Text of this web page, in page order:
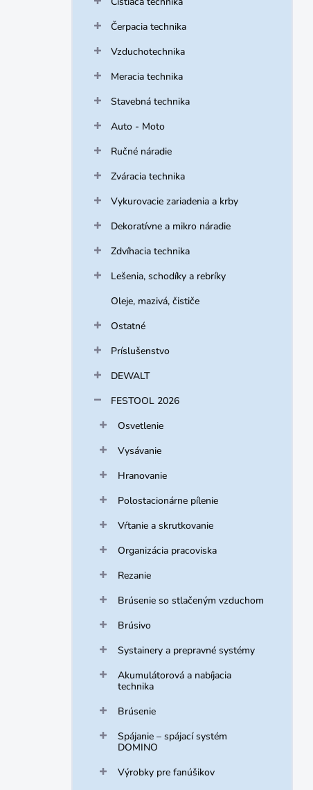
Čerpacia technika
Vzduchotechnika
Meracia technika
Stavebná technika
Auto - Moto
Ručné náradie
Zváracia technika
Vykurovacie zariadenia a krby
Dekoratívne a mikro náradie
Zdvíhacia technika
Lešenia, schodíky a rebríky
Oleje, mazivá, čističe
Ostatné
Príslušenstvo
DEWALT
FESTOOL 2026
Osvetlenie
Vysávanie
Hranovanie
Polostacionárne pílenie
Vŕtanie a skrutkovanie
Organizácia pracoviska
Rezanie
Brúsenie so stlačeným vzduchom
Brúsivo
Systainery a prepravné systémy
Akumulátorová a nabíjacia
technika
Brúsenie
Spájanie – spájací systém
DOMINO
Výrobky pre fanúšikov